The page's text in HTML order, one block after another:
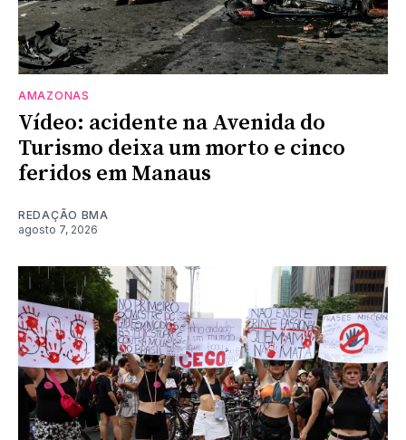
AMAZONAS
Vídeo: acidente na Avenida do
Turismo deixa um morto e cinco
feridos em Manaus
REDAÇÃO BMA
agosto 7, 2026